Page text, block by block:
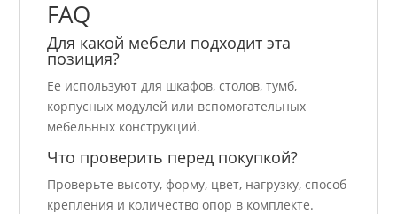
FAQ
Для какой мебели подходит эта
позиция?
Ее используют для шкафов, столов, тумб,
корпусных модулей или вспомогательных
мебельных конструкций.
Что проверить перед покупкой?
Проверьте высоту, форму, цвет, нагрузку, способ
крепления и количество опор в комплекте.